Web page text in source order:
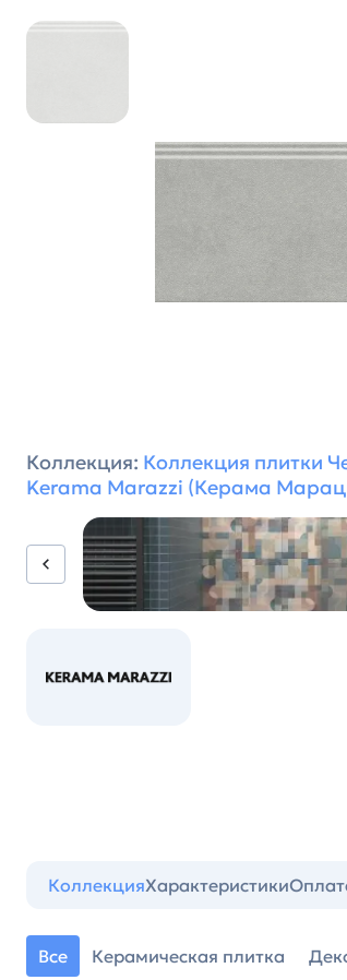
Коллекция: Коллекция плитки
Kerama Marazzi (Керама
КоллекцияХарактеристики
Все Керамическая плитка